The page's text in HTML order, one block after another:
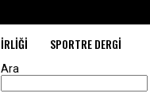
SPORTRE DERGI
Ara